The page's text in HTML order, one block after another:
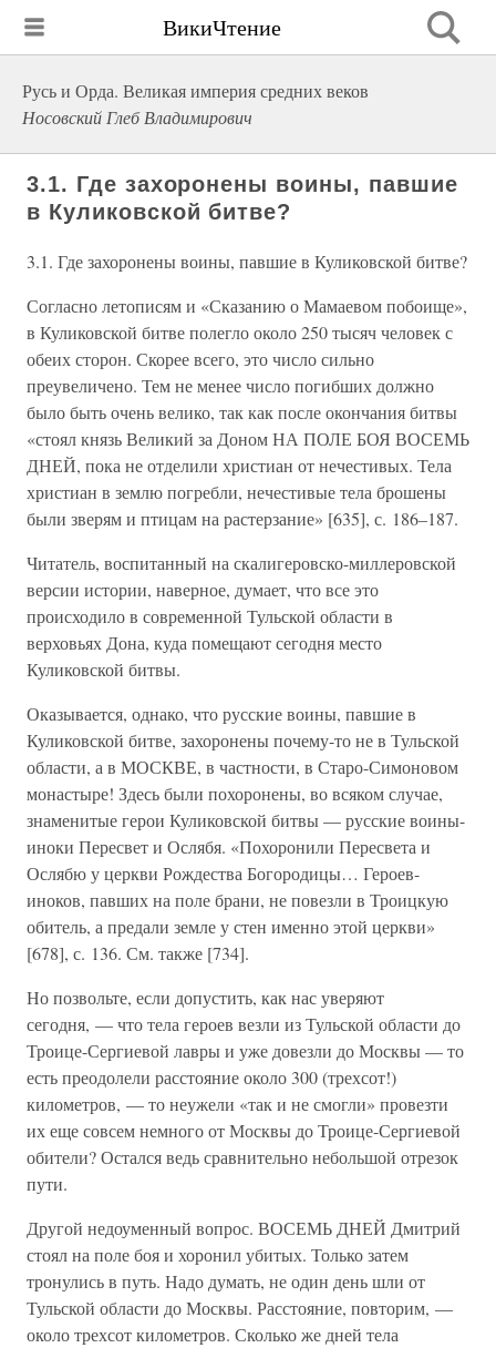
ВикиЧтение
Русь и Орда. Великая империя средних веков
Носовский Глеб Владимирович
3.1. Где захоронены воины, павшие
в Куликовской битве?
3.1. Где захоронены воины, павшие в Куликовской битве?
Согласно летописям и «Сказанию о Мамаевом побоище»,
в Куликовской битве полегло около 250 тысяч человек с
обеих сторон. Скорее всего, это число сильно
преувеличено. Тем не менее число погибших должно
было быть очень велико, так как после окончания битвы
«стоял князь Великий за Доном НА ПОЛЕ БОЯ ВОСЕМЬ
ДНЕЙ, пока не отделили христиан от нечестивых. Тела
христиан в землю погребли, нечестивые тела брошены
были зверям и птицам на растерзание» [635], с. 186–187.
Читатель, воспитанный на скалигеровско-миллеровской
версии истории, наверное, думает, что все это
происходило в современной Тульской области в
верховьях Дона, куда помещают сегодня место
Куликовской битвы.
Оказывается, однако, что русские воины, павшие в
Куликовской битве, захоронены почему-то не в Тульской
области, а в МОСКВЕ, в частности, в Старо-Симоновом
монастыре! Здесь были похоронены, во всяком случае,
знаменитые герои Куликовской битвы — русские воины-
иноки Пересвет и Ослябя. «Похоронили Пересвета и
Ослябю у церкви Рождества Богородицы… Героев-
иноков, павших на поле брани, не повезли в Троицкую
обитель, а предали земле у стен именно этой церкви»
[678], с. 136. См. также [734].
Но позвольте, если допустить, как нас уверяют
сегодня, — что тела героев везли из Тульской области до
Троице-Сергиевой лавры и уже довезли до Москвы — то
есть преодолели расстояние около 300 (трехсот!)
километров, — то неужели «так и не смогли» провезти
их еще совсем немного от Москвы до Троице-Сергиевой
обители? Остался ведь сравнительно небольшой отрезок
пути.
Другой недоуменный вопрос. ВОСЕМЬ ДНЕЙ Дмитрий
стоял на поле боя и хоронил убитых. Только затем
тронулись в путь. Надо думать, не один день шли от
Тульской области до Москвы. Расстояние, повторим, —
около трехсот километров. Сколько же дней тела